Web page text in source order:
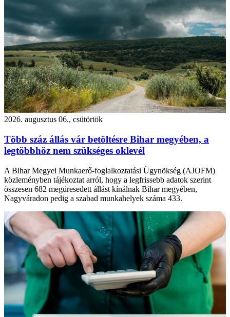
2026. augusztus 06., csütörtök
Több száz állás vár betöltésre Bihar megyében, a
legtöbbhöz nem szükséges oklevél
A Bihar Megyei Munkaerő-foglalkoztatási Ügynökség (AJOFM)
közleményben tájékoztat arról, hogy a legfrissebb adatok szerint
összesen 682 megüresedett állást kínálnak Bihar megyében,
Nagyváradon pedig a szabad munkahelyek száma 433.